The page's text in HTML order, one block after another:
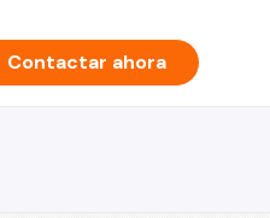
Contactar ahora